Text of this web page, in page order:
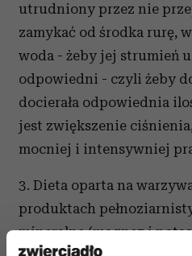
utrudniony przez nie
zamykać od środka rurę,
woda - żeby jej strumień
odpowiedni - czyli żeby
docierała odpowiednia
jest zwiększenie
mocniej i intensywniej
3. Dieta oparta na
produktach
mineralne (magnez i